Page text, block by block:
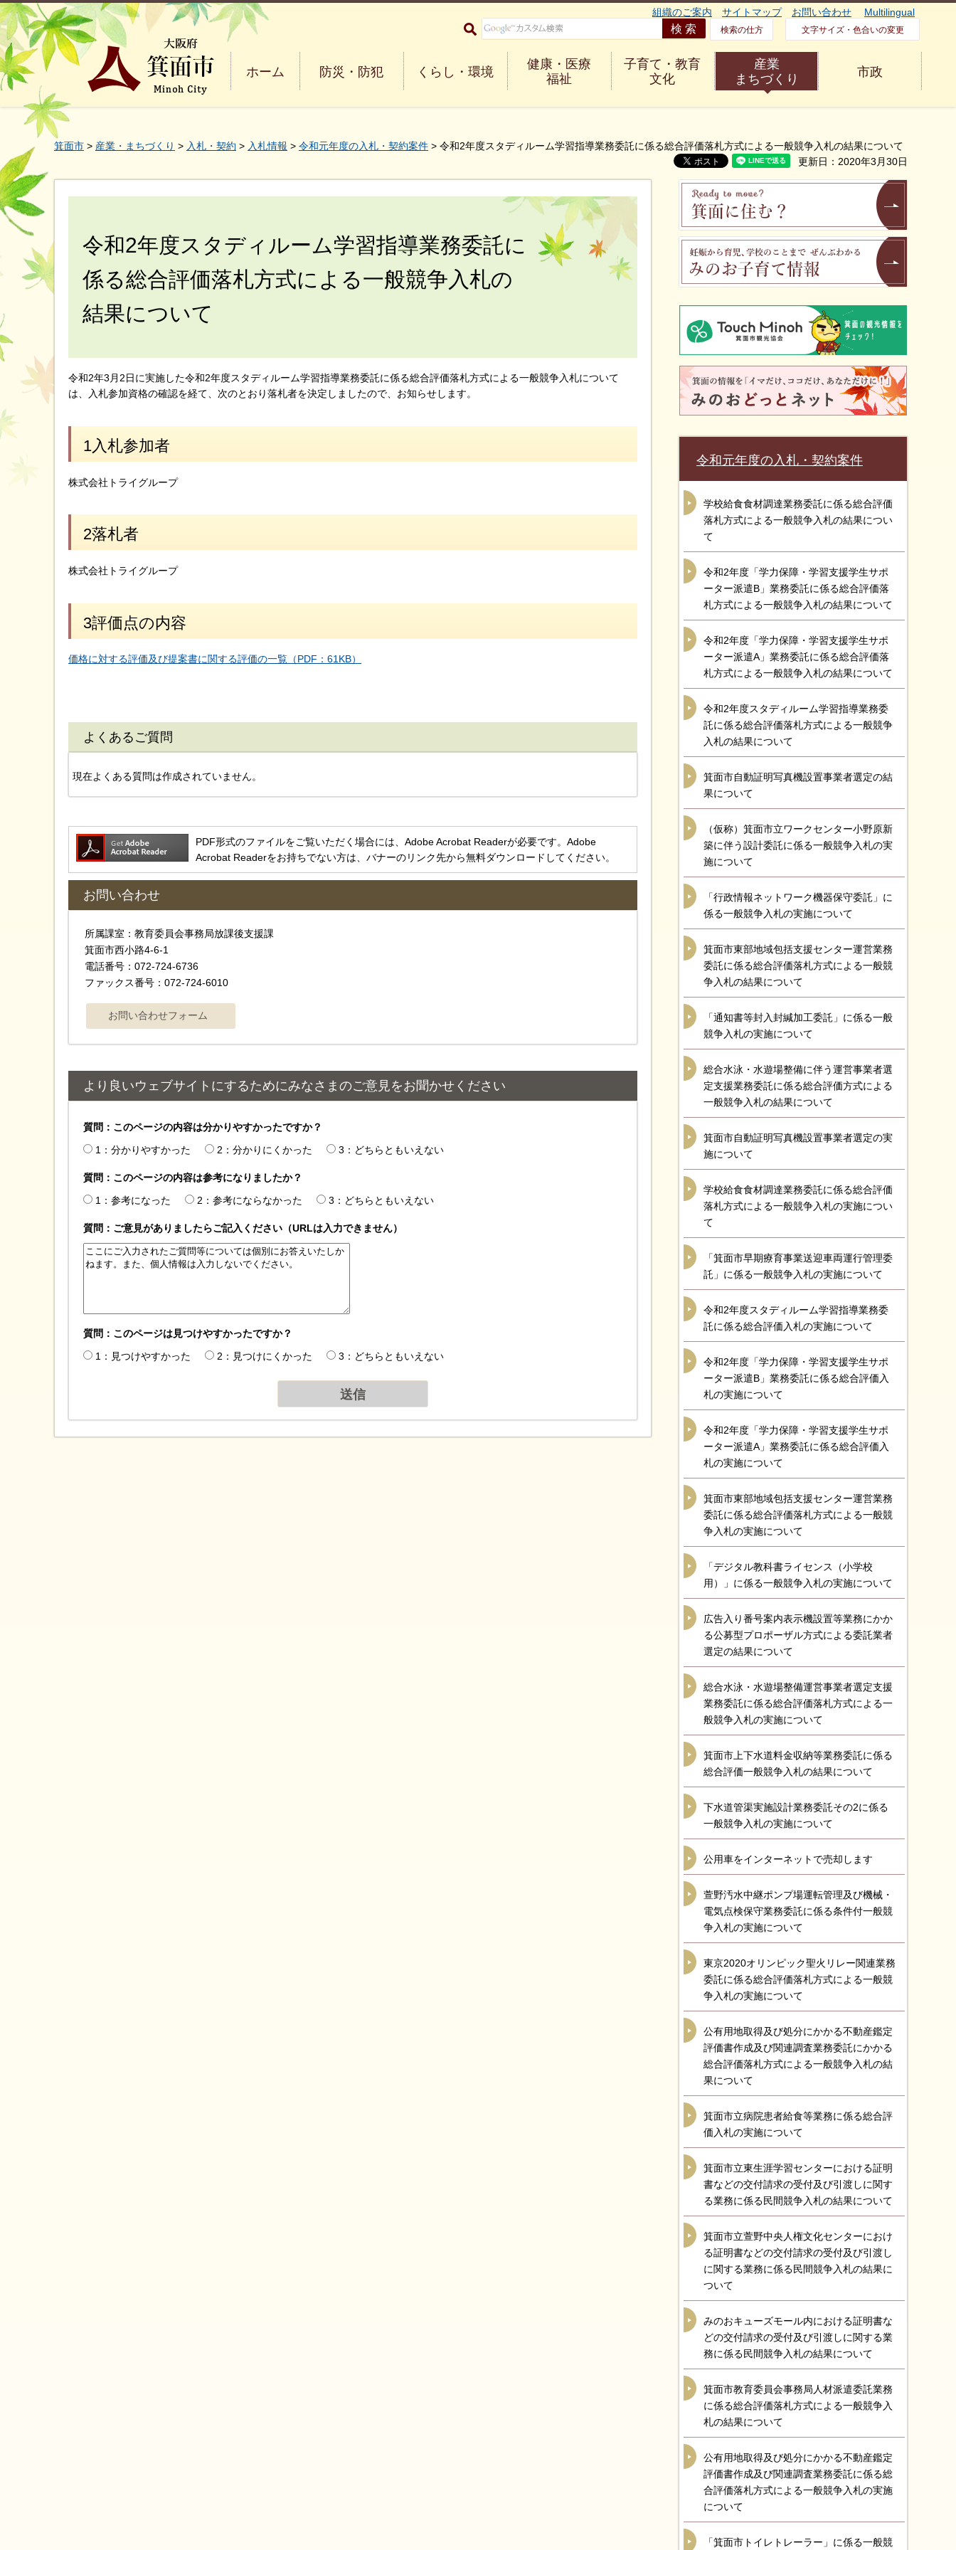
大阪府箕面市 Minoh City
組織のご案内 サイトマップ お問い合わせ Multilingual
検索の仕方 文字サイズ・色合いの変更
ホーム 防災・防犯 くらし・環境
健康・医療
福祉
子育て・教育
文化
産業
まちづくり
市政
箕面市 > 産業・まちづくり > 入札・契約 > 入札情報 > 令和元年度の入札・契約案件 > 令和2年度スタディルーム学習指導業務委託に係る総合評価落札方式による一般競争入札の結果について
更新日：2020年3月30日
令和2年度スタディルーム学習指導業務委託に
係る総合評価落札方式による一般競争入札の
結果について
令和2年3月2日に実施した令和2年度スタディルーム学習指導業務委託に係る総合評価落札方式による一般競争入札について
は、入札参加資格の確認を経て、次のとおり落札者を決定しましたので、お知らせします。
1入札参加者
株式会社トライグループ
2落札者
株式会社トライグループ
3評価点の内容
価格に対する評価及び提案書に関する評価の一覧（PDF：61KB）
よくあるご質問
現在よくある質問は作成されていません。
PDF形式のファイルをご覧いただく場合には、Adobe Acrobat Readerが必要です。Adobe
Acrobat Readerをお持ちでない方は、バナーのリンク先から無料ダウンロードしてください。
お問い合わせ
所属課室：教育委員会事務局放課後支援課
箕面市西小路4-6-1
電話番号：072-724-6736
ファックス番号：072-724-6010
より良いウェブサイトにするためにみなさまのご意見をお聞かせください
質問：このページの内容は分かりやすかったですか？
1：分かりやすかった
2：分かりにくかった 3：どちらともいえない
質問：このページの内容は参考になりましたか？
1：参考になった
2：参考にならなかった 3：どちらともいえない
質問：ご意見がありましたらご記入ください（URLは入力できません）
質問：このページは見つけやすかったですか？
1：見つけやすかった
2：見つけにくかった 3：どちらともいえない
令和元年度の入札・契約案件
学校給食食材調達業務委託に係る総合評価
落札方式による一般競争入札の結果につい
て
令和2年度「学力保障・学習支援学生サポ
ーター派遣B」業務委託に係る総合評価落
札方式による一般競争入札の結果について
令和2年度「学力保障・学習支援学生サポ
ーター派遣A」業務委託に係る総合評価落
札方式による一般競争入札の結果について
令和2年度スタディルーム学習指導業務委
託に係る総合評価落札方式による一般競争
入札の結果について
箕面市自動証明写真機設置事業者選定の結
果について
（仮称）箕面市立ワークセンター小野原新
築に伴う設計委託に係る一般競争入札の実
施について
「行政情報ネットワーク機器保守委託」に
係る一般競争入札の実施について
箕面市東部地域包括支援センター運営業務
委託に係る総合評価落札方式による一般競
争入札の結果について
「通知書等封入封緘加工委託」に係る一般
競争入札の実施について
総合水泳・水遊場整備に伴う運営事業者選
定支援業務委託に係る総合評価方式による
一般競争入札の結果について
箕面市自動証明写真機設置事業者選定の実
施について
学校給食食材調達業務委託に係る総合評価
落札方式による一般競争入札の実施につい
て
「箕面市早期療育事業送迎車両運行管理委
託」に係る一般競争入札の実施について
令和2年度スタディルーム学習指導業務委
託に係る総合評価入札の実施について
令和2年度「学力保障・学習支援学生サポ
ーター派遣B」業務委託に係る総合評価入
札の実施について
令和2年度「学力保障・学習支援学生サポ
ーター派遣A」業務委託に係る総合評価入
札の実施について
箕面市東部地域包括支援センター運営業務
委託に係る総合評価落札方式による一般競
争入札の実施について
「デジタル教科書ライセンス（小学校
用）」に係る一般競争入札の実施について
広告入り番号案内表示機設置等業務にかか
る公募型プロポーザル方式による委託業者
選定の結果について
総合水泳・水遊場整備運営事業者選定支援
業務委託に係る総合評価落札方式による一
般競争入札の実施について
箕面市上下水道料金収納等業務委託に係る
総合評価一般競争入札の結果について
下水道管渠実施設計業務委託その2に係る
一般競争入札の実施について
公用車をインターネットで売却します
萱野汚水中継ポンプ場運転管理及び機械・
電気点検保守業務委託に係る条件付一般競
争入札の実施について
東京2020オリンピック聖火リレー関連業務
委託に係る総合評価落札方式による一般競
争入札の実施について
公有用地取得及び処分にかかる不動産鑑定
評価書作成及び関連調査業務委託にかかる
総合評価落札方式による一般競争入札の結
果について
箕面市立病院患者給食等業務に係る総合評
価入札の実施について
箕面市立東生涯学習センターにおける証明
書などの交付請求の受付及び引渡しに関す
る業務に係る民間競争入札の結果について
箕面市立萱野中央人権文化センターにおけ
る証明書などの交付請求の受付及び引渡し
に関する業務に係る民間競争入札の結果に
ついて
みのおキューズモール内における証明書な
どの交付請求の受付及び引渡しに関する業
務に係る民間競争入札の結果について
箕面市教育委員会事務局人材派遣委託業務
に係る総合評価落札方式による一般競争入
札の結果について
公有用地取得及び処分にかかる不動産鑑定
評価書作成及び関連調査業務委託に係る総
合評価落札方式による一般競争入札の実施
について
「箕面市トイレトレーラー」に係る一般競